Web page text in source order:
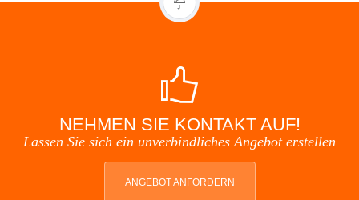
NEHMEN SIE KONTAKT AUF!
Lassen Sie sich ein unverbindliches Angebot erstellen
ANGEBOT ANFORDERN